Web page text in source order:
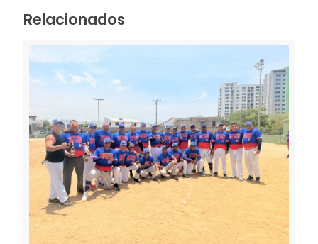
Relacionados